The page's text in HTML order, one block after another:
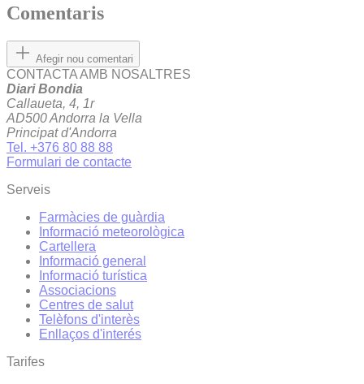
Comentaris
Afegir nou comentari
CONTACTA AMB NOSALTRES
Diari Bondia
Callaueta, 4, 1r
AD500 Andorra la Vella
Principat d'Andorra
Tel. +376 80 88 88
Formulari de contacte
Serveis
Farmàcies de guàrdia
Informació meteorològica
Cartellera
Informació general
Informació turística
Associacions
Centres de salut
Telèfons d'interès
Enllaços d'interés
Tarifes